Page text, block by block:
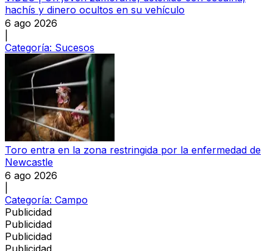
hachís y dinero ocultos en su vehículo
6 ago 2026
Categoría: Sucesos
Toro entra en la zona restringida por la enfermedad de
Newcastle
6 ago 2026
Categoría: Campo
Publicidad
Publicidad
Publicidad